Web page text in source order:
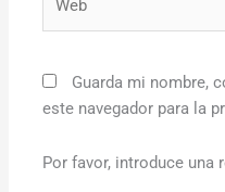
Guarda mi nombre,
este navegador para la
Por favor, introduce una